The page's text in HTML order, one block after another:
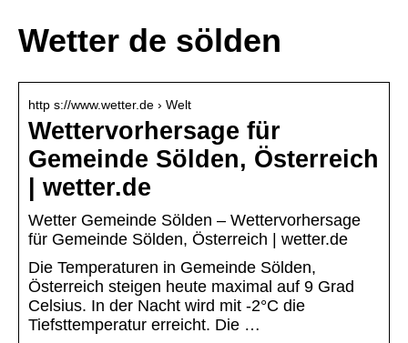
Wetter de sölden
http s://www.wetter.de › Welt
Wettervorhersage für
Gemeinde Sölden, Österreich
| wetter.de
Wetter Gemeinde Sölden – Wettervorhersage
für Gemeinde Sölden, Österreich | wetter.de
Die Temperaturen in Gemeinde Sölden,
Österreich steigen heute maximal auf 9 Grad
Celsius. In der Nacht wird mit -2°C die
Tiefsttemperatur erreicht. Die …